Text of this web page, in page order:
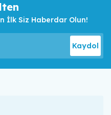
İlk Siz Haberdar Olun!
Kaydol